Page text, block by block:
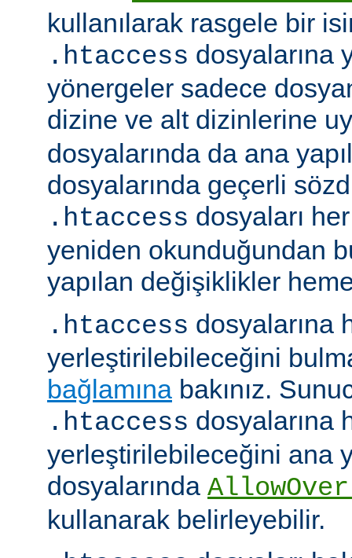
kullanılarak rasgele bir
.htaccess dosyalarına
yönergeler sadece
dizine ve alt dizinlerine
dosyalarında da ana
dosyalarında geçerli
.htaccess dosyaları
yeniden okunduğundan
yapılan değişiklikler
.htaccess dosyalarına
yerleştirilebileceğini
bağlamına bakınız.
.htaccess dosyalarına
yerleştirilebileceğini ana
dosyalarında
kullanarak belirleyebilir.